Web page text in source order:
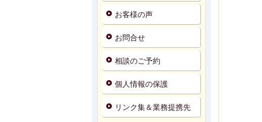
お客様の声
お問合せ
相談のご予約
個人情報の保護
リンク集＆業務提携先